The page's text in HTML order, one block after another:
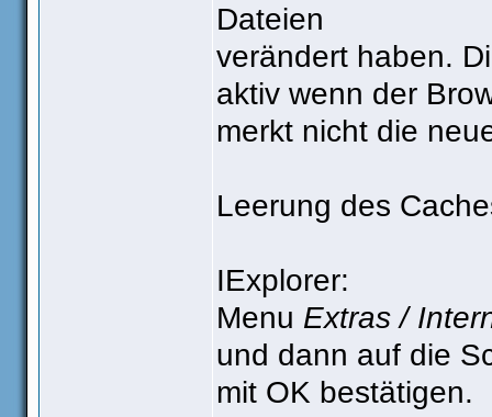
Dateien
verändert haben.
aktiv wenn der
merkt nicht die
Leerung des
IExplorer:
Menu Extras /
und dann auf die
mit OK bestätigen.